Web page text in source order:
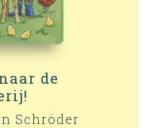
de
Schröder